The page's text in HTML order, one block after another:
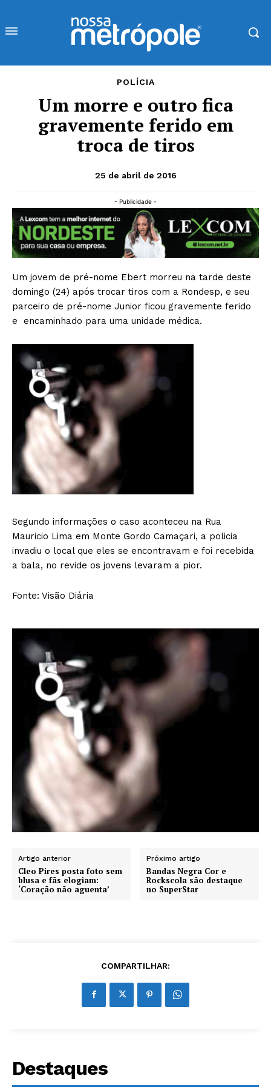
POLÍCIA
Um morre e outro fica
gravemente ferido em
troca de tiros
25 de abril de 2016
- Publicidade -
Um jovem de pré-nome Ebert morreu na tarde deste
domingo (24) após trocar tiros com a Rondesp, e seu
parceiro de pré-nome Junior ficou gravemente ferido
e encaminhado para uma unidade médica.
Segundo informações o caso aconteceu na Rua
Mauricio Lima em Monte Gordo Camaçari, a policia
invadiu o local que eles se encontravam e foi recebida
a bala, no revide os jovens levaram a pior.
Fonte: Visão Diária
Artigo anterior
Cleo Pires posta foto sem
blusa e fãs elogiam:
‘Coração não aguenta’
Próximo artigo
Bandas Negra Cor e
Rockscola são destaque
no SuperStar
COMPARTILHAR:
Destaques